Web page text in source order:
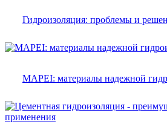
Гидроизоляция: проблемы и
MAPEI: материалы надежной